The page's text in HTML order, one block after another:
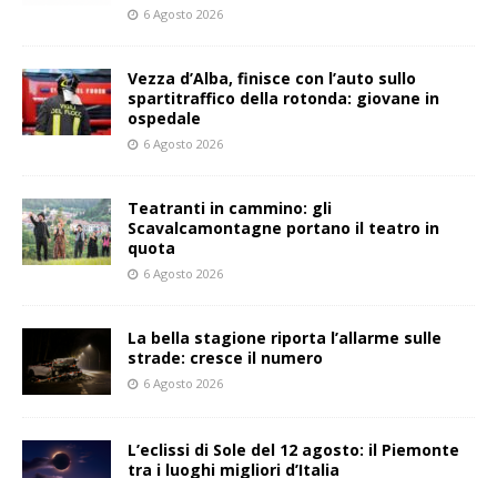
6 Agosto 2026
Vezza d’Alba, finisce con l’auto sullo
spartitraffico della rotonda: giovane in
ospedale
6 Agosto 2026
Teatranti in cammino: gli
Scavalcamontagne portano il teatro in
quota
6 Agosto 2026
La bella stagione riporta l’allarme sulle
strade: cresce il numero
6 Agosto 2026
L’eclissi di Sole del 12 agosto: il Piemonte
tra i luoghi migliori d’Italia